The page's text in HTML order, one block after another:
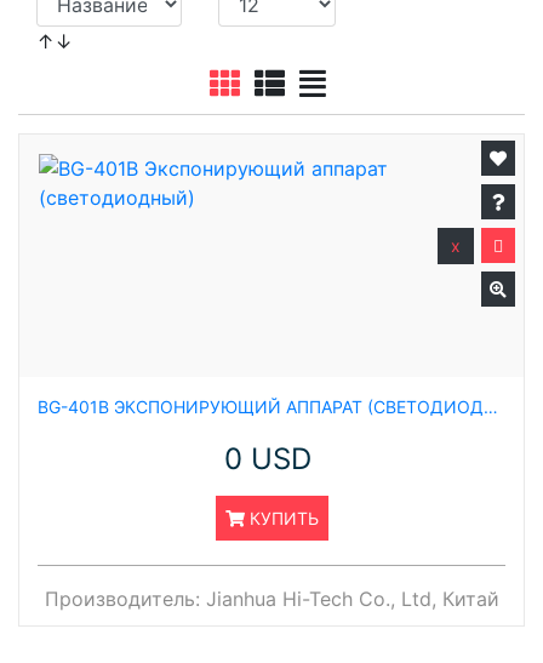
↑↓
BG-401B ЭКСПОНИРУЮЩИЙ АППАРАТ (СВЕТОДИОДНЫЙ)
0 USD
КУПИТЬ
x
Производитель: Jianhua Hi-Tech Co., Ltd, Китай